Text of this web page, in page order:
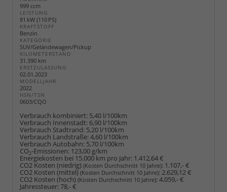
999 ccm
LEISTUNG
81 kW (110 PS)
KRAFTSTOFF
Benzin
KATEGORIE
SUV/Geländewagen/Pickup
KILOMETERSTAND
31.390 km
ERSTZULASSUNG
02.01.2023
MODELLJAHR
2022
HSN/TSN
0603/CQO
Verbrauch kombiniert: 5,40 l/100km
Verbrauch Innenstadt: 6,90 l/100km
Verbrauch Stadtrand: 5,20 l/100km
Verbrauch Landstraße:4,60 l/100km
Verbrauch Autobahn: 5,70 l/100km
CO2-Emissionen: 123,00 g/km
Energiekosten bei 15.000 km pro Jahr: 1.412,64 €
CO2 Kosten (niedrig) (Kosten Durchschnitt 10 Jahre): 1.107,- €
CO2 Kosten (mittel) (Kosten Durchschnitt 10 Jahre):2.629,12 €
CO2 Kosten (hoch) (Kosten Durchschnitt 10 Jahre):4.059,- €
Jahressteuer:78,- €